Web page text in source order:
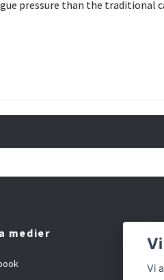
pressure than the traditional
medier
Vi